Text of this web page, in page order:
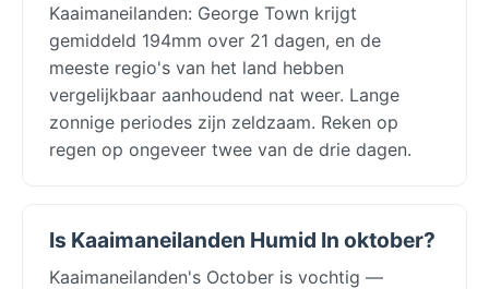
Kaaimaneilanden: George Town krijgt
gemiddeld 194mm over 21 dagen, en de
meeste regio's van het land hebben
vergelijkbaar aanhoudend nat weer. Lange
zonnige periodes zijn zeldzaam. Reken op
regen op ongeveer twee van de drie dagen.
Is Kaaimaneilanden Humid In oktober?
Kaaimaneilanden's October is vochtig —